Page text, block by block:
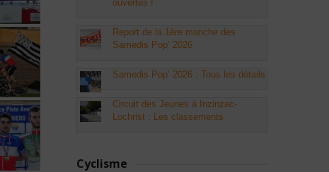
ouvertes !
Report de la 1ère manche des
Samedis Pop’ 2026
Samedis Pop’ 2026 : Tous les détails
Circuit des Jeunes à Inzinzac-
Lochrist : Les classements
Cyclisme